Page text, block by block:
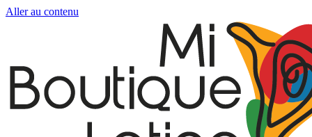
Aller au contenu